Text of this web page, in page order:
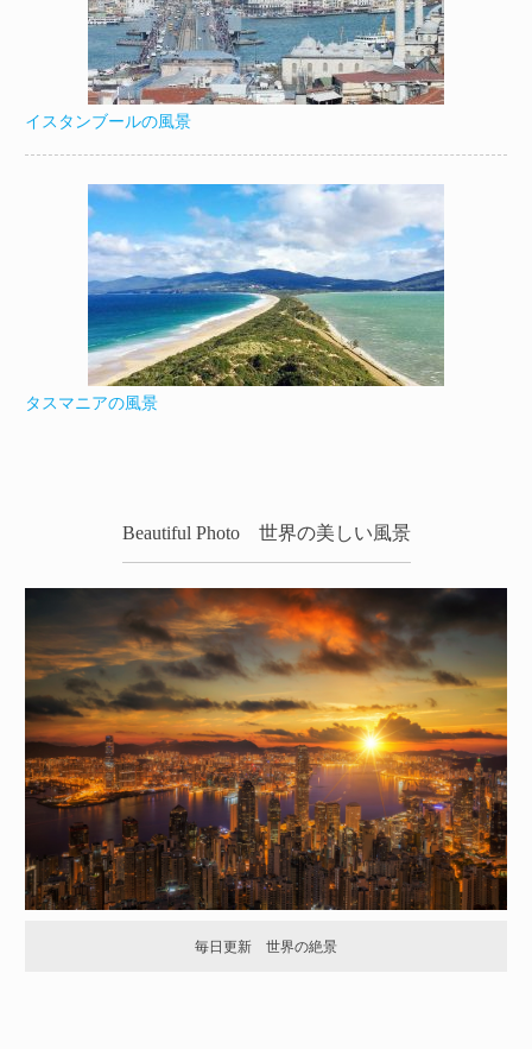
イスタンブールの風景
タスマニアの風景
Beautiful Photo 世界の美しい風景
毎日更新 世界の絶景